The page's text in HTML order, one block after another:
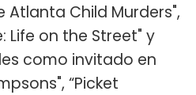
Atlanta Child Murders",
Life on the Street" y
como invitado en
“Picket